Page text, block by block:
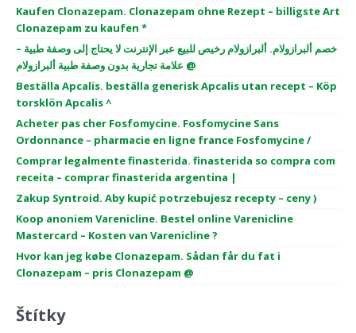
Kaufen Clonazepam. Clonazepam ohne Rezept – billigste Art
Clonazepam zu kaufen *
خصم ألبرازولام. ألبرازولام رخيص للبيع عبر الإنترنت لا يحتاج إلى وصفة طبية –
علامة تجارية بدون وصفة طبية ألبرازولام @
Beställa Apcalis. beställa generisk Apcalis utan recept – Köp
torsklön Apcalis ^
Acheter pas cher Fosfomycine. Fosfomycine Sans
Ordonnance – pharmacie en ligne france Fosfomycine /
Comprar legalmente finasterida. finasterida so compra com
receita – comprar finasterida argentina |
Zakup Syntroid. Aby kupić potrzebujesz recepty – ceny )
Koop anoniem Varenicline. Bestel online Varenicline
Mastercard – Kosten van Varenicline ?
Hvor kan jeg købe Clonazepam. Sådan får du fat i
Clonazepam – pris Clonazepam @
Štítky